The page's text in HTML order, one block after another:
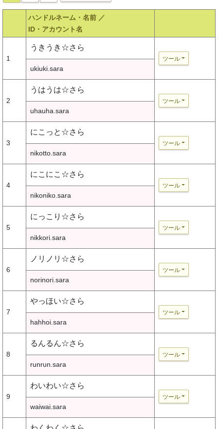
ハンドルネーム・名前 ／
ID・アカウント名
1
うきうき☆さら
ツール
ukiuki.sara
2
うはうは☆さら
ツール
uhauha.sara
3
にこっと☆さら
ツール
nikotto.sara
4
にこにこ☆さら
ツール
nikoniko.sara
5
にっこり☆さら
ツール
nikkori.sara
6
ノリノリ☆さら
ツール
norinori.sara
7
やっほい☆さら
ツール
hahhoi.sara
8
るんるん☆さら
ツール
runrun.sara
9
わいわい☆さら
ツール
waiwai.sara